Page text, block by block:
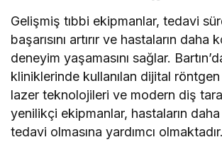
Gelişmiş tıbbi ekipmanlar, tedavi
başarısını artırır ve hastaların daha
deneyim yaşamasını sağlar.
kliniklerinde kullanılan dijital röntgen
lazer teknolojileri ve modern diş
yenilikçi ekipmanlar, hastaların daha
tedavi olmasına yardımcı olmaktadır.